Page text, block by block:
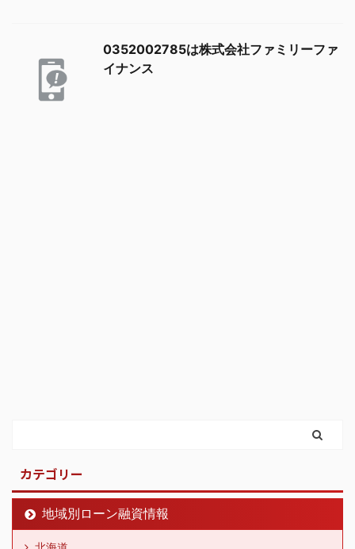
0352002785は株式会社ファミリーファ
イナンス
カテゴリー
地域別ローン融資情報